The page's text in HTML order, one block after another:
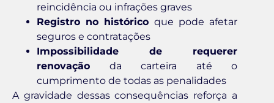
reincidência ou infrações graves
Registro no histórico que pode afetar
seguros e contratações
Impossibilidade de requerer
renovação da carteira até o
cumprimento de todas as penalidades
A gravidade dessas consequências reforça a